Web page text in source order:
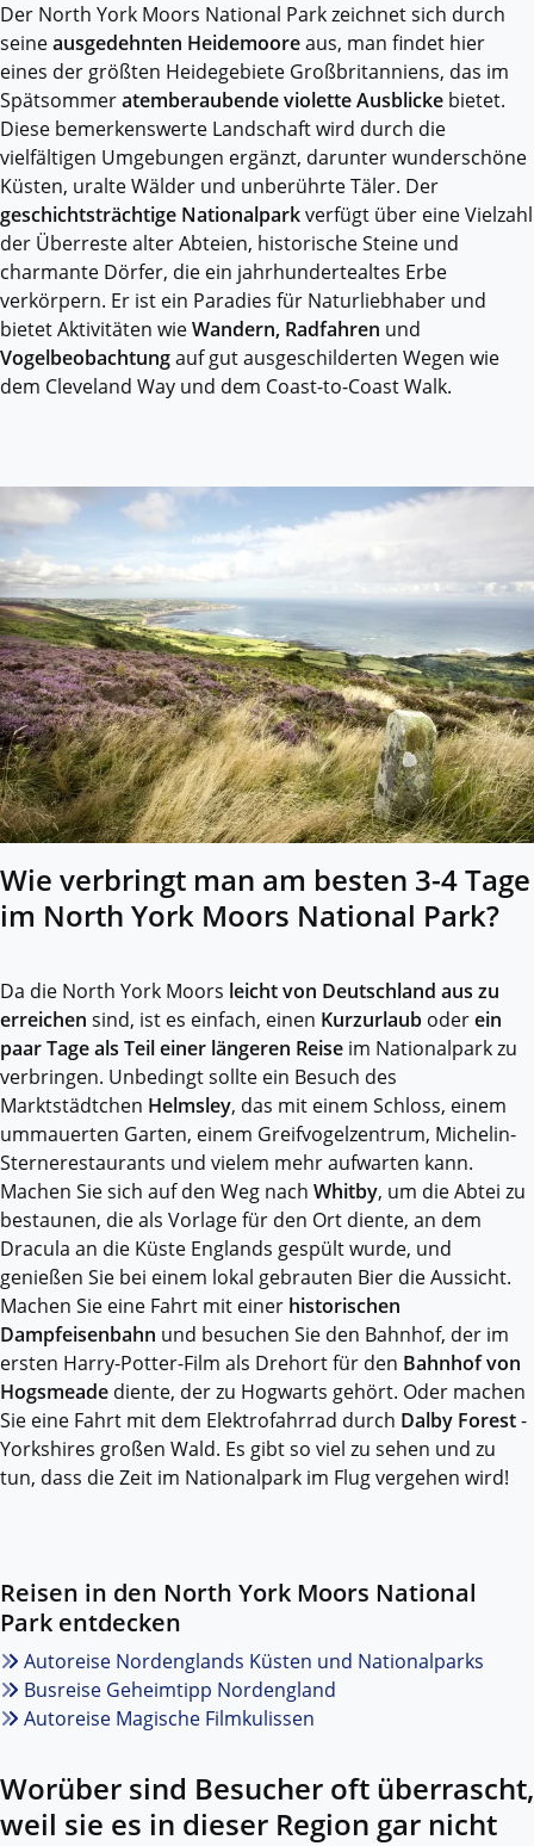
Der North York Moors National Park zeichnet sich durch
seineausgedehnten Heidemooreaus, man findet hier
eines der größten Heidegebiete Großbritanniens, das im
Spätsommeratemberaubende violette Ausblicke bietet.
Diese bemerkenswerte Landschaft wird durch die
vielfältigen Umgebungen ergänzt, darunter wunderschöne
Küsten, uralte Wälder und unberührte Täler. Der
geschichtsträchtige Nationalparkverfügt über eine Vielzahl
der Überreste alter Abteien, historische Steine und
charmante Dörfer, die ein jahrhundertealtes Erbe
verkörpern. Er ist ein Paradies für Naturliebhaber und
bietet Aktivitäten wieWandern, Radfahren und
Vogelbeobachtungauf gut ausgeschilderten Wegen wie
dem Cleveland Way und dem Coast-to-Coast Walk.
Wie verbringt man am besten 3-4 Tage
im North York Moors National Park?
Da die North York Moors leicht von Deutschland aus zu
erreichen sind, ist es einfach, einen Kurzurlaub oderein
paar Tage als Teil einer längeren Reise im Nationalpark zu
verbringen. Unbedingt sollte ein Besuch des
Marktstädtchen Helmsley, das mit einem Schloss, einem
ummauerten Garten, einem Greifvogelzentrum, Michelin-
Sternerestaurants und vielem mehr aufwarten kann.
Machen Sie sich auf den Weg nach Whitby, um die Abtei zu
bestaunen, die als Vorlage für den Ort diente, an dem
Dracula an die Küste Englands gespült wurde, und
genießen Sie bei einem lokal gebrauten Bier die Aussicht.
Machen Sie eine Fahrt mit einer historischen
Dampfeisenbahn und besuchen Sie den Bahnhof, der im
ersten Harry-Potter-Film als Drehort für den Bahnhof von
Hogsmeade diente, der zu Hogwarts gehört. Oder machen
Sie eine Fahrt mit dem Elektrofahrrad durch Dalby Forest-
Yorkshires großen Wald. Es gibt so viel zu sehen und zu
tun, dass die Zeit im Nationalpark im Flug vergehen wird!
Reisen in den North York Moors National
Park entdecken
Autoreise Nordenglands Küsten und Nationalparks
Busreise Geheimtipp Nordengland
Autoreise Magische Filmkulissen
Worüber sind Besucher oft überrascht,
weil sie es in dieser Region gar nicht